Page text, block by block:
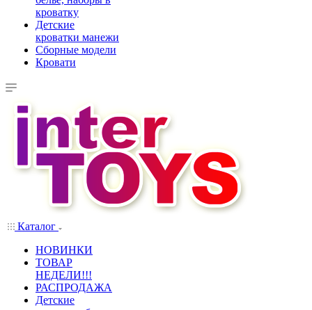
кроватку
Детские
кроватки манежи
Сборные модели
Кровати
Каталог
НОВИНКИ
ТОВАР
НЕДЕЛИ!!!
РАСПРОДАЖА
Детские